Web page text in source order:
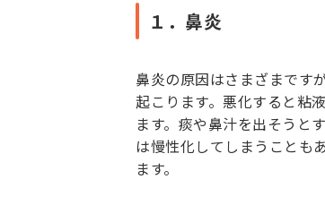
１．鼻炎
鼻炎の原因はさまざまです
起こります。悪化すると粘
ます。痰や鼻汁を出そうと
は慢性化してしまうことも
ます。